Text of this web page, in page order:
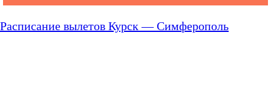
Расписание вылетов Курск — Симферополь